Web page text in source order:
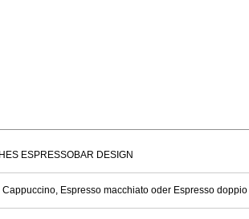
ESPRESSOBAR DESIGN
Espresso macchiato oder Espresso doppio